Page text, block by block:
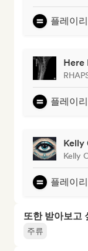
플레이
Here
플레이
Kelly
Kelly
플레이
또한 받아보고
주류